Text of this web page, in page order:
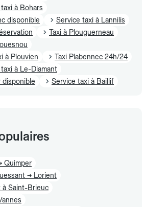
à Bohars
disponible
Service taxi à Lannilis
Taxi à Plouguerneau
à Plouvien
Taxi Plabennec 24h/24
à Le-Diamant
disponible
Service taxi à Baillif
Quimper
→ Lorient
à Saint-Brieuc